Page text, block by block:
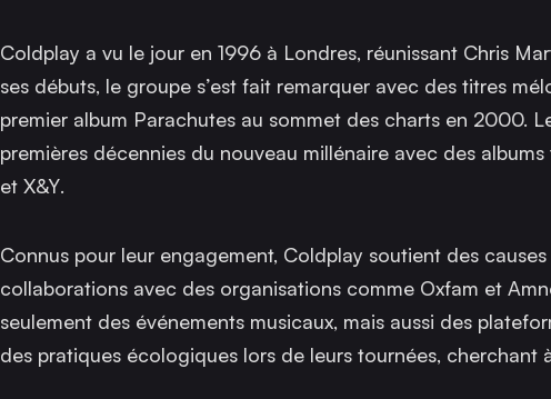
Coldplay a vu le jour en 1996 à Londres, réunissant Chris
ses débuts, le groupe s’est fait remarquer avec des titres
premier album Parachutes au sommet des charts en 2000.
premières décennies du nouveau millénaire avec des
et X&Y.
Connus pour leur engagement, Coldplay soutient des
collaborations avec des organisations comme Oxfam et
seulement des événements musicaux, mais aussi des
des pratiques écologiques lors de leurs tournées, cherchant